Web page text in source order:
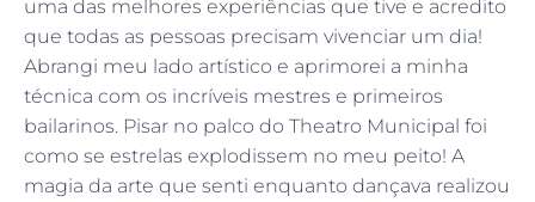
uma das melhores experiências que tive e acredito
que todas as pessoas precisam vivenciar um dia!
Abrangi meu lado artístico e aprimorei a minha
técnica com os incríveis mestres e primeiros
bailarinos. Pisar no palco do Theatro Municipal foi
como se estrelas explodissem no meu peito! A
magia da arte que senti enquanto dançava realizou